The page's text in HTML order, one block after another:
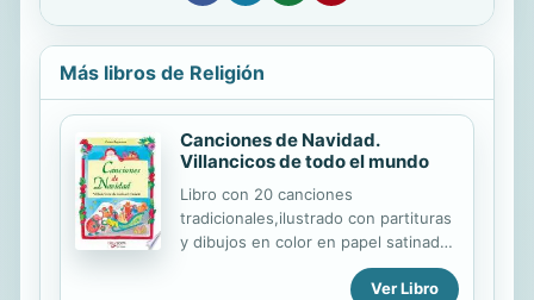
Más libros de Religión
Canciones de Navidad.
Villancicos de todo el mundo
Libro con 20 canciones
tradicionales,ilustrado con partituras
y dibujos en color en papel satinado.
Canciones en español, francés,
italiano e inglés ejecutadas por
Ver Libro